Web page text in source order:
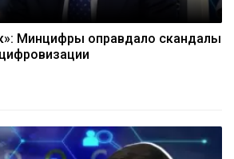
Минцифры оправдало скандалы